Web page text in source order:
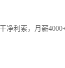
净利索，月薪